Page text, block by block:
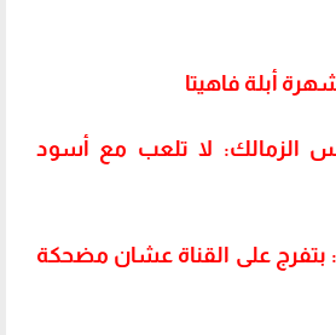
الزمالك: لا تلعب مع أسود
بتفرج على القناة عشان مضحكة